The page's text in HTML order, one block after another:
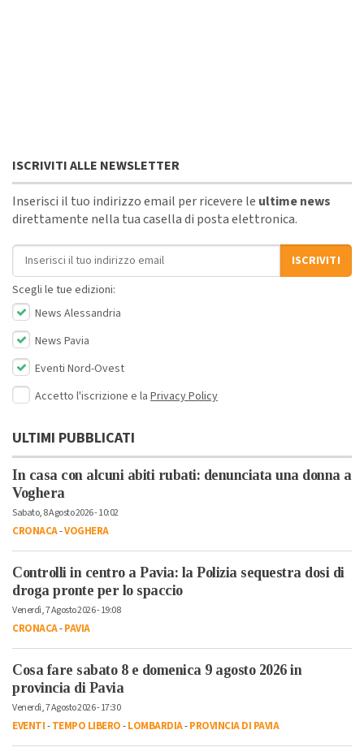
ISCRIVITI ALLE NEWSLETTER
Inserisci il tuo indirizzo email per ricevere le ultime news
direttamente nella tua casella di posta elettronica.
Indirizzo email
ISCRIVITI
Scegli le tue edizioni:
News Alessandria
News Pavia
Eventi Nord-Ovest
Accetto l'iscrizione e la Privacy Policy
ULTIMI PUBBLICATI
In casa con alcuni abiti rubati: denunciata una donna a
Voghera
Sabato, 8 Agosto 2026 - 10:02
CRONACA-VOGHERA
Controlli in centro a Pavia: la Polizia sequestra dosi di
droga pronte per lo spaccio
Venerdì, 7 Agosto 2026 - 19:08
CRONACA-PAVIA
Cosa fare sabato 8 e domenica 9 agosto 2026 in
provincia di Pavia
Venerdì, 7 Agosto 2026 - 17:30
EVENTI-TEMPO LIBERO-LOMBARDIA-PROVINCIA DI PAVIA